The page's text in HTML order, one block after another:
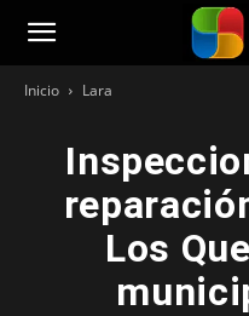
Noticias251
Inicio Lara
Los